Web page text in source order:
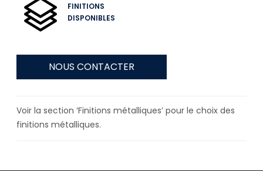
FINITIONS
DISPONIBLES
NOUS CONTACTER
Voir la section ‘Finitions métalliques’ pour le choix des
finitions métalliques.